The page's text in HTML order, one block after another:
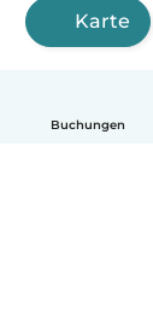
Buchungen
Karte